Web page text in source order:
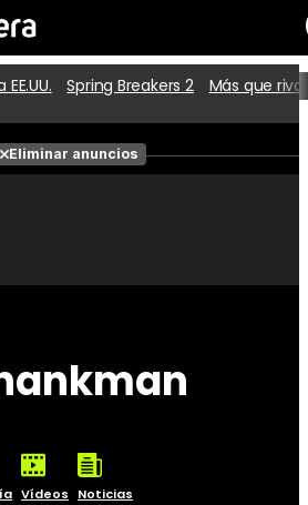
Cartelera
Películas
Spring Breakers 2 Más que
Eliminar anuncios
Vídeos Noticias